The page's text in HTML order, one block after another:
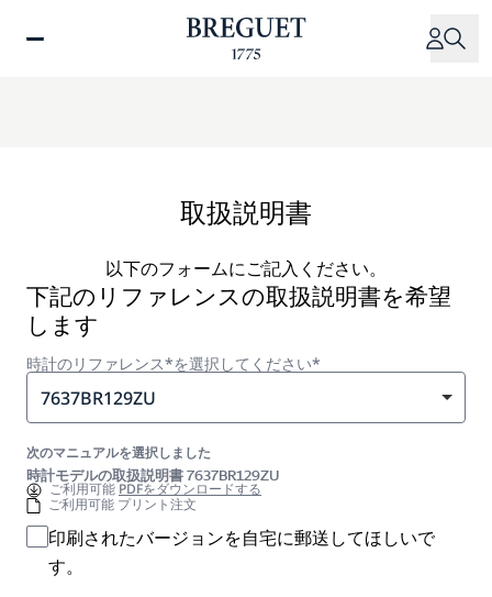
取扱説明書
以下のフォームにご記入ください。
下記のリファレンスの取扱説明書を希望
します
時計のリファレンス*を選択してください*
7637BR129ZU
次のマニュアルを選択しました
時計モデルの取扱説明書 7637BR129ZU
ご利用可能PDFをダウンロードする
ご利用可能 プリント注文
印刷されたバージョンを自宅に郵送してほしいで
す。